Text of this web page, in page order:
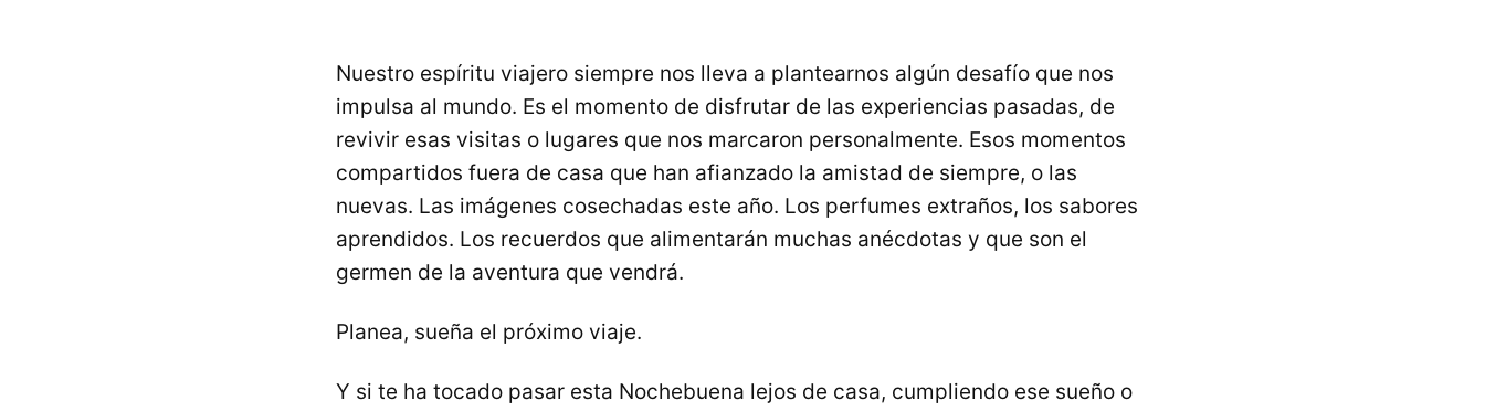
Nuestro espíritu viajero siempre nos lleva a plantearnos algún desafío que nos
impulsa al mundo. Es el momento de disfrutar de las experiencias pasadas, de
revivir esas visitas o lugares que nos marcaron personalmente. Esos momentos
compartidos fuera de casa que han afianzado la amistad de siempre, o las
nuevas. Las imágenes cosechadas este año. Los perfumes extraños, los sabores
aprendidos. Los recuerdos que alimentarán muchas anécdotas y que son el
germen de la aventura que vendrá.
Planea, sueña el próximo viaje.
Y si te ha tocado pasar esta Nochebuena lejos de casa, cumpliendo ese sueño o